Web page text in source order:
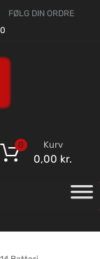
FØLG DIN ORDRE
Kurv
0,00 kr.
0